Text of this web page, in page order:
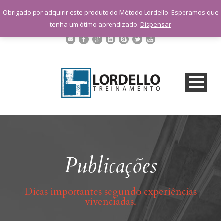
sac@lordellotreinamento.com.br
+55 11 9 1398-3091
Publicações
Dicas importantes segundo experiências
vivenciadas.
Obrigado por adquirir este produto do Método Lordello. Esperamos que
tenha um ótimo aprendizado. Dispensar